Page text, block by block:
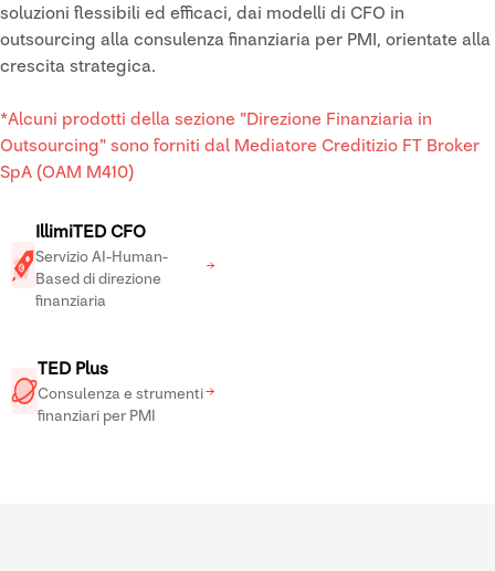
soluzioni flessibili ed efficaci, dai modelli di CFO in
outsourcing alla consulenza finanziaria per PMI, orientate alla
crescita strategica.
*Alcuni prodotti della sezione "Direzione Finanziaria in
Outsourcing" sono forniti dal Mediatore Creditizio FT Broker
SpA (OAM M410)
IllimiTED CFO
Servizio AI-Human-
Based di direzione
finanziaria
TED Plus
Consulenza e strumenti
finanziari per PMI